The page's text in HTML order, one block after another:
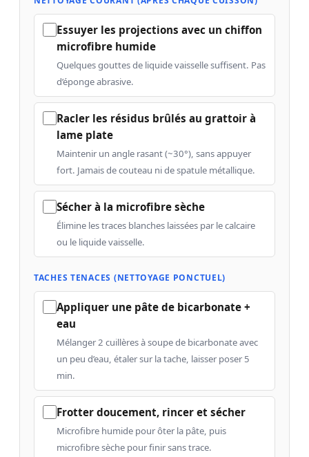
Essuyer les projections avec un chiffon
microfibre humide
Quelques gouttes de liquide vaisselle suffisent. Pas
d’éponge abrasive.
Racler les résidus brûlés au grattoir à
lame plate
Maintenir un angle rasant (~30°), sans appuyer
fort. Jamais de couteau ni de spatule métallique.
Sécher à la microfibre sèche
Élimine les traces blanches laissées par le calcaire
ou le liquide vaisselle.
TACHES TENACES (NETTOYAGE PONCTUEL)
Appliquer une pâte de bicarbonate +
eau
Mélanger 2 cuillères à soupe de bicarbonate avec
un peu d’eau, étaler sur la tache, laisser poser 5
min.
Frotter doucement, rincer et sécher
Microfibre humide pour ôter la pâte, puis
microfibre sèche pour finir sans trace.